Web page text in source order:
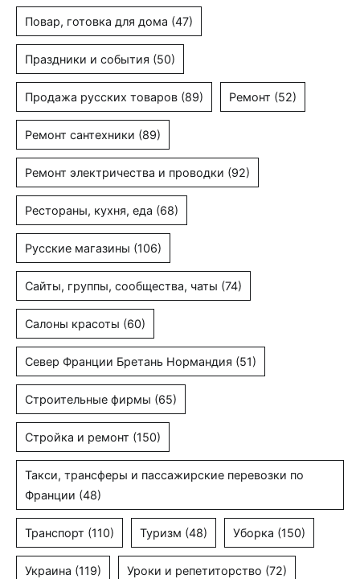
Повар, готовка для дома (47)
Праздники и события (50)
Продажа русских товаров (89) Ремонт (52)
Ремонт сантехники (89)
Ремонт электричества и проводки (92)
Рестораны, кухня, еда (68)
Русские магазины (106)
Сайты, группы, сообщества, чаты (74)
Салоны красоты (60)
Север Франции Бретань Нормандия (51)
Строительные фирмы (65)
Стройка и ремонт (150)
Такси, трансферы и пассажирские перевозки по
Франции (48)
Транспорт (110) Туризм (48) Уборка (150)
Украина (119) Уроки и репетиторство (72)